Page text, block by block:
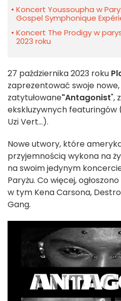
Koncert Youssoupha w
Gospel Symphonique
Koncert The Prodigy w
2023 roku
27 października 2023 roku
zaprezentować swoje
zatytułowane"Antagonist",
ekskluzywnych featuringów
Uzi Vert...).
Nowe utwory, które
przyjemnością wykona na
na swoim jedynym
Paryżu. Co więcej,
w tym Kena Carsona,
Gang.